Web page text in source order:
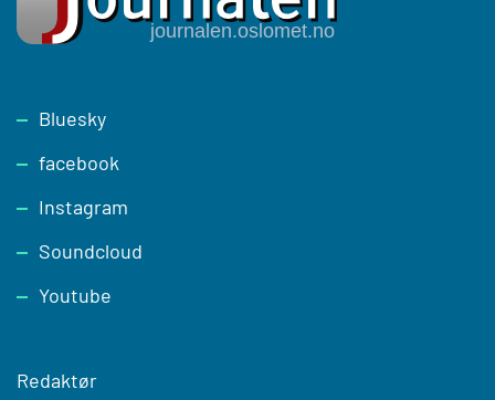
Footer
Bluesky
facebook
Instagram
Soundcloud
Youtube
Redaktør